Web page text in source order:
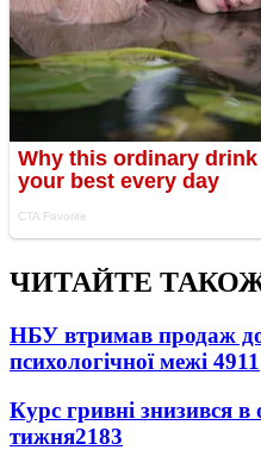
ЧИТАЙТЕ
НБУ втримав продаж
психологічної межі 4911
Курс гривні знизився в
тижня2183